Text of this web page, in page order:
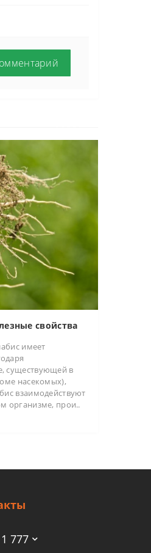
свойства
имеет
существующей в
насекомых),
взаимодействуют
организме, прои..
777